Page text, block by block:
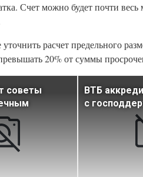
Счет можно будет почти
расчет предельного
20% от суммы
советы
ВТБ
с